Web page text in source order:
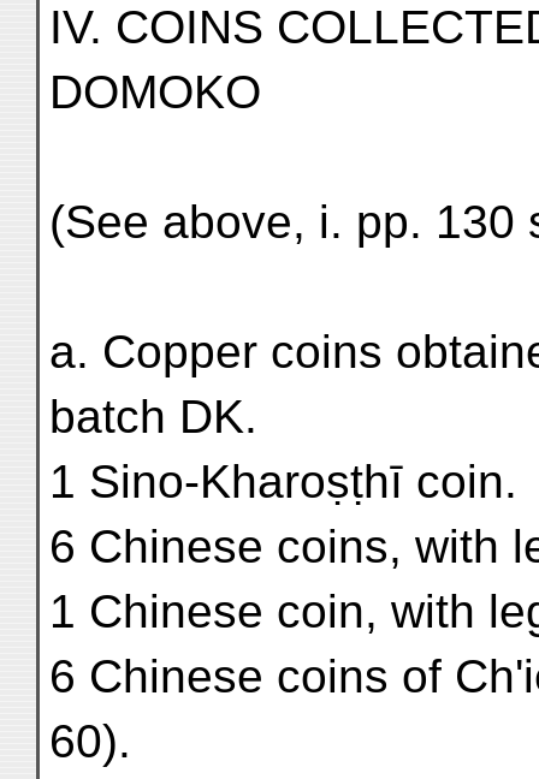
IV. COINS
DOMOKO
(See above, i. pp. 130
a. Copper coins
batch DK.
1 Sino-Kharoṣṭhī coin.
6 Chinese coins, with
1 Chinese coin, with
6 Chinese coins of
60).